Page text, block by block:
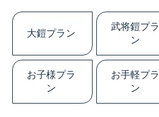
RENTAL
レンタル部門
COMPANY
会社概要
大鎧プラン
武将鎧プラ
ン
お子様プラ
ン
お手軽プラ
ン